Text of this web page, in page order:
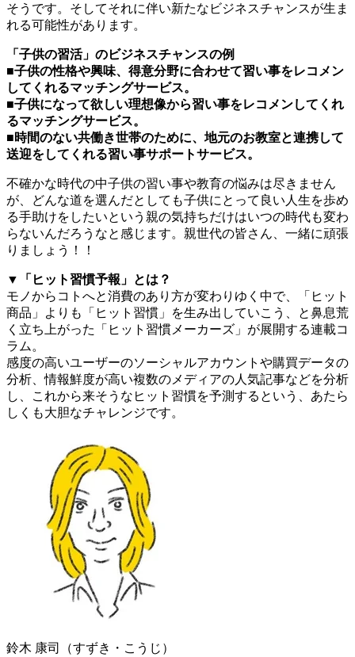
そうです。そしてそれに伴い新たなビジネスチャンスが生ま
れる可能性があります。
「子供の習活」のビジネスチャンスの例
■子供の性格や興味、得意分野に合わせて習い事をレコメン
してくれるマッチングサービス。
■子供になって欲しい理想像から習い事をレコメンしてくれ
るマッチングサービス。
■時間のない共働き世帯のために、地元のお教室と連携して
送迎をしてくれる習い事サポートサービス。
不確かな時代の中子供の習い事や教育の悩みは尽きません
が、どんな道を選んだとしても子供にとって良い人生を歩め
る手助けをしたいという親の気持ちだけはいつの時代も変わ
らないんだろうなと感じます。親世代の皆さん、一緒に頑張
りましょう！！
▼「ヒット習慣予報」とは？
モノからコトへと消費のあり方が変わりゆく中で、「ヒット
商品」よりも「ヒット習慣」を生み出していこう、と鼻息荒
く立ち上がった「ヒット習慣メーカーズ」が展開する連載コ
ラム。
感度の高いユーザーのソーシャルアカウントや購買データの
分析、情報鮮度が高い複数のメディアの人気記事などを分析
し、これから来そうなヒット習慣を予測するという、あたら
しくも大胆なチャレンジです。
鈴木 康司（すずき・こうじ）